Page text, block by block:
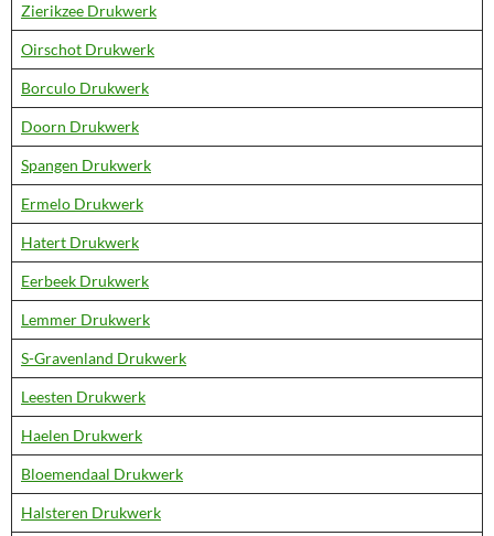
Zierikzee Drukwerk
Oirschot Drukwerk
Borculo Drukwerk
Doorn Drukwerk
Spangen Drukwerk
Ermelo Drukwerk
Hatert Drukwerk
Eerbeek Drukwerk
Lemmer Drukwerk
S-Gravenland Drukwerk
Leesten Drukwerk
Haelen Drukwerk
Bloemendaal Drukwerk
Halsteren Drukwerk